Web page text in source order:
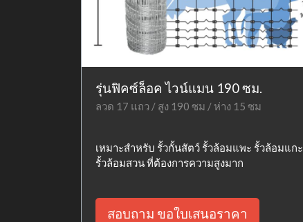
รุ่นฟิคซ์ล็อค ไวน์แมน 190 ซม.
ลวด 17 แถว / สูง 190 ซม / ห่าง 15 ซม
เหมาะสำหรับ รั้วกั้นสัตว์ รั้วล้อมแพะ รั้วล้อมแกะ
รั้วล้อมสวน ที่ต้องการความสูงมาก
สอบถาม ขอใบเสนอราคา